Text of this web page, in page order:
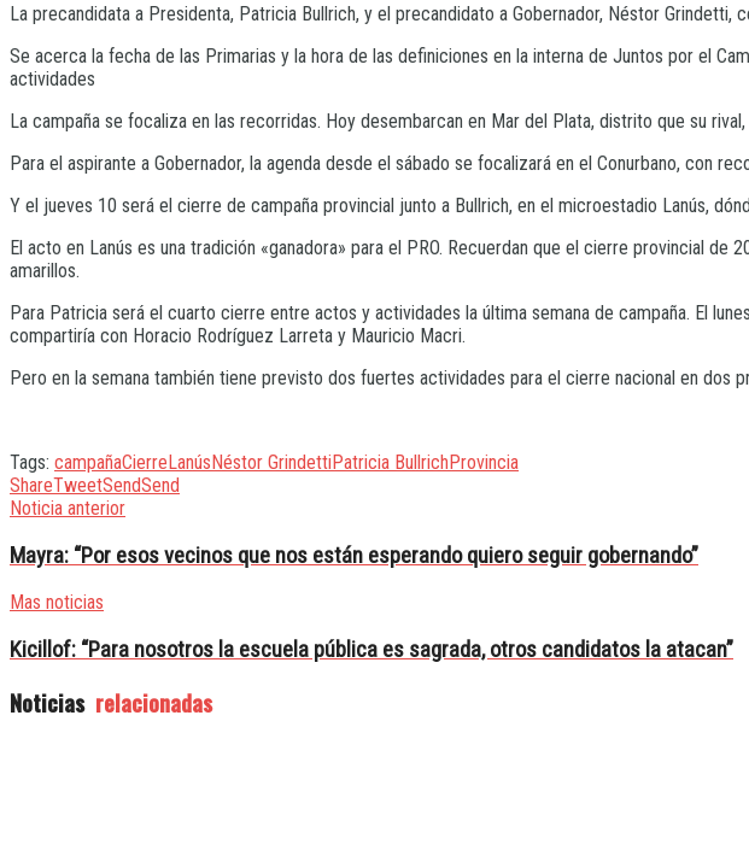
La precandidata a Presidenta, Patricia Bullrich, y el precandidato a Gobernador, Néstor Grindetti,
Se acerca la fecha de las Primarias y la hora de las definiciones en la interna de Juntos por el
actividades
La campaña se focaliza en las recorridas. Hoy desembarcan en Mar del Plata, distrito que su
Para el aspirante a Gobernador, la agenda desde el sábado se focalizará en el Conurbano, con
Y el jueves 10 será el cierre de campaña provincial junto a Bullrich, en el microestadio Lanús,
El acto en Lanús es una tradición «ganadora» para el PRO. Recuerdan que el cierre provincial
amarillos.
Para Patricia será el cuarto cierre entre actos y actividades la última semana de campaña. El
compartiría con Horacio Rodríguez Larreta y Mauricio Macri.
Pero en la semana también tiene previsto dos fuertes actividades para el cierre nacional en dos
Tags: campañaCierreLanúsNéstor GrindettiPatricia BullrichProvincia
ShareTweetSendSend
Noticia anterior
Mayra: “Por esos vecinos que nos están esperando quiero seguir gobernando”
Mas noticias
Kicillof: “Para nosotros la escuela pública es sagrada, otros candidatos la atacan”
Noticias relacionadas